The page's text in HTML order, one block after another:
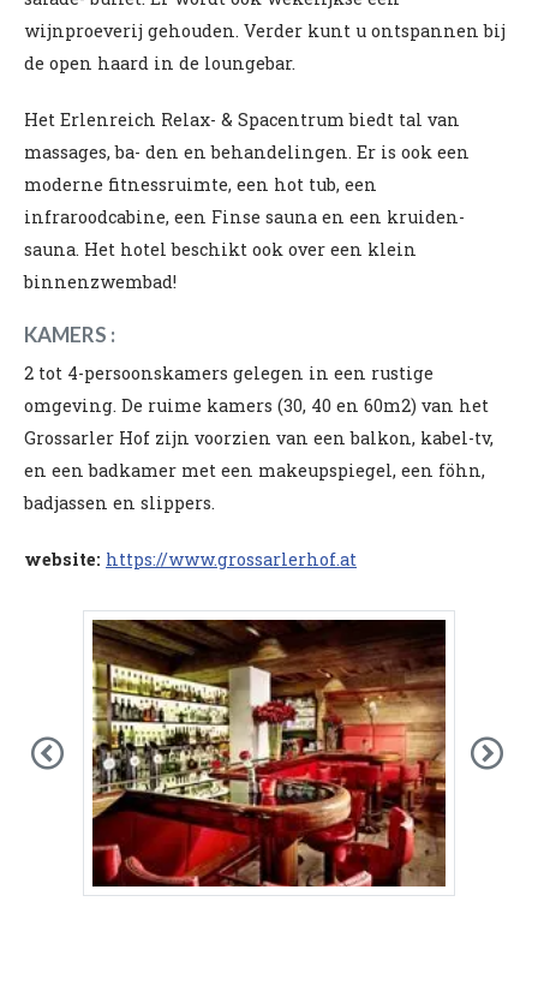
wijnproeverij gehouden. Verder kunt u ontspannen bij
de open haard in de loungebar.
Het Erlenreich Relax- & Spacentrum biedt tal van
massages, ba- den en behandelingen. Er is ook een
moderne fitnessruimte, een hot tub, een
infraroodcabine, een Finse sauna en een kruiden-
sauna. Het hotel beschikt ook over een klein
binnenzwembad!
KAMERS :
2 tot 4-persoonskamers gelegen in een rustige
omgeving. De ruime kamers (30, 40 en 60m2) van het
Grossarler Hof zijn voorzien van een balkon, kabel-tv,
en een badkamer met een makeupspiegel, een föhn,
badjassen en slippers.
website: https://www.grossarlerhof.at
Previous